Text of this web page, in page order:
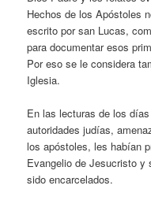
Hechos de los Apóstoles
escrito por san Lucas,
para documentar esos
Por eso se le considera
Iglesia.
En las lecturas de los
autoridades judías,
los apóstoles, les habían
Evangelio de Jesucristo
sido encarcelados.